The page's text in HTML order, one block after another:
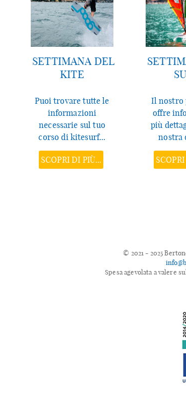
SETTIMANA DEL
KITE
Puoi trovare tutte le
informazioni
necessarie sul tuo
corso di kitesurf...
SCOPRI DI PIÙ...
Il nostro
offre
più
nostra
© 2021 - 2025
Spesa agevolata a valere